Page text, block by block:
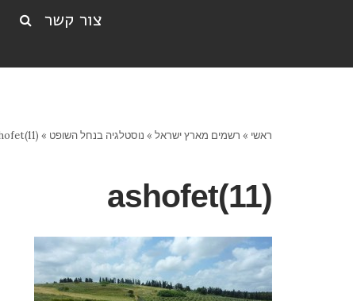
צור קשר
ראשי » רשמים מארץ ישראל » נוסטלגיה בנחל השופט »
ashofet(11)